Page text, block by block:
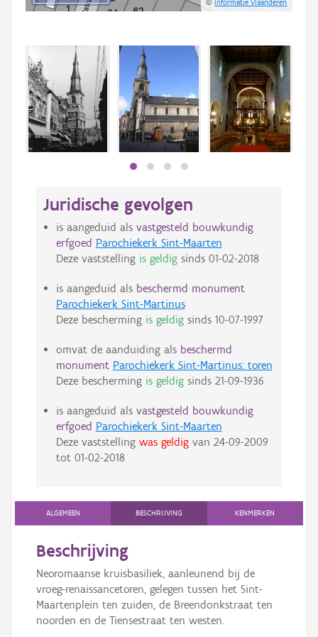
©Informatie Vlaanderen
Juridische gevolgen
is aangeduid als vastgesteld bouwkundig
erfgoed Parochiekerk Sint-Maarten
Deze vaststelling is geldigsinds 01-02-2018
is aangeduid als beschermd monument
Parochiekerk Sint-Martinus
Deze bescherming is geldigsinds 10-07-1997
omvat de aanduiding als beschermd
monument Parochiekerk Sint-Martinus: toren
Deze bescherming is geldigsinds 21-09-1936
is aangeduid als vastgesteld bouwkundig
erfgoed Parochiekerk Sint-Maarten
Deze vaststelling was geldigvan 24-09-2009
tot 01-02-2018
ALGEMEEN BESCHRIJVING KENMERKEN
Beschrijving
Neoromaanse kruisbasiliek, aanleunend bij de
vroeg-renaissancetoren, gelegen tussen het Sint-
Maartenplein ten zuiden, de Breendonkstraat ten
noorden en de Tiensestraat ten westen.